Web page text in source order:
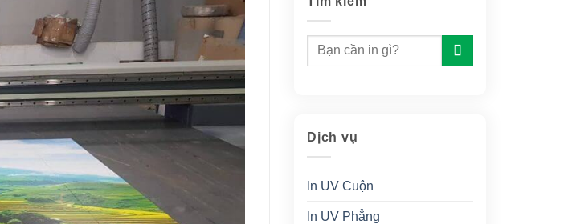
Dịch vụ
In UV Cuộn
In UV Phẳng